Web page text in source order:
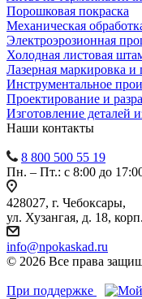
Порошковая покраска
Механическая
Электроэрозионная
Холодная листовая
Лазерная маркировка и
Инструментальное
Проектирование и
Изготовление деталей
Наши контакты
8 800 500 55 19
Пн. – Пт.: с 8:00 до
428027, г. Чебоксары,
ул. Хузангая, д. 18,
info@npokaskad.ru
© 2026 Все права
При поддержке